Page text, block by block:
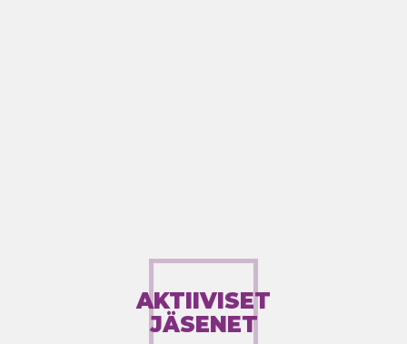
AKTIIVISET
JÄSENET